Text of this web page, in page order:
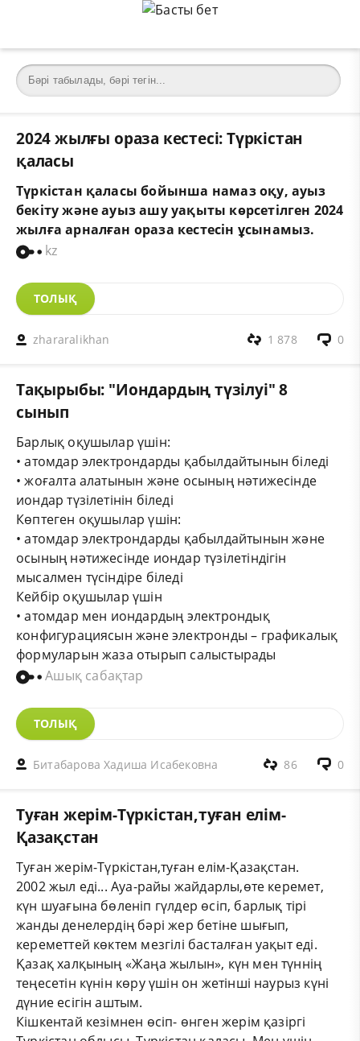
2024 жылғы ораза кестесі: Түркістан
қаласы
Түркістан қаласы бойынша намаз оқу, ауыз
бекіту және ауыз ашу уақыты көрсетілген 2024
жылға арналған ораза кестесін ұсынамыз.
kz
ТОЛЫҚ
zhararalikhan 0
1 878
Тақырыбы: "Иондардың түзілуі" 8
сынып
Барлық оқушылар үшін:
• атомдар электрондарды қабылдайтынын біледі
• жоғалта алатынын және осының нәтижесінде
иондар түзілетінін біледі
Көптеген оқушылар үшін:
• атомдар электрондарды қабылдайтынын және
осының нәтижесінде иондар түзілетіндігін
мысалмен түсіндіре біледі
Кейбір оқушылар үшін
• атомдар мен иондардың электрондық
конфигурациясын және электронды – графикалық
формуларын жаза отырып салыстырады
Ашық сабақтар
ТОЛЫҚ
Битабарова Хадиша Исабековна 0
86
Туған жерім-Түркістан,туған елім-
Қазақстан
Туған жерім-Түркістан,туған елім-Қазақстан.
2002 жыл еді... Ауа-райы жайдарлы,өте керемет,
күн шуағына бөленіп гүлдер өсіп, барлық тірі
жанды денелердің бәрі жер бетіне шығып,
кереметтей көктем мезгілі басталған уақыт еді.
Қазақ халқының «Жаңа жылын», күн мен түннің
теңесетін күнін көру үшін он жетінші наурыз күні
дүние есігін аштым.
Кішкентай кезімнен өсіп- өнген жерім қазіргі